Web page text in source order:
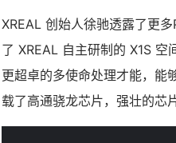
XREAL 创始人徐驰透露了更
了 XREAL 自主研制的 X1S
更超卓的多使命处理才能，能
载了高通骁龙芯片，强壮的芯